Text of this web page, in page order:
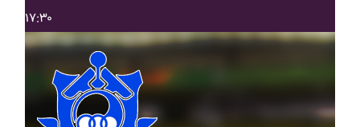
۱۷:۳۰